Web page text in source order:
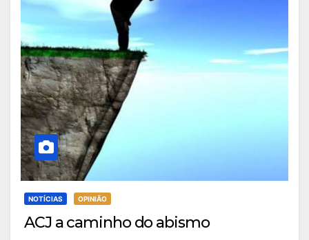
NOTÍCIAS OPINIÃO
ACJ a caminho do abismo